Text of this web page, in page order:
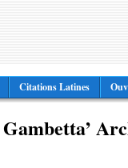
Citations Latines